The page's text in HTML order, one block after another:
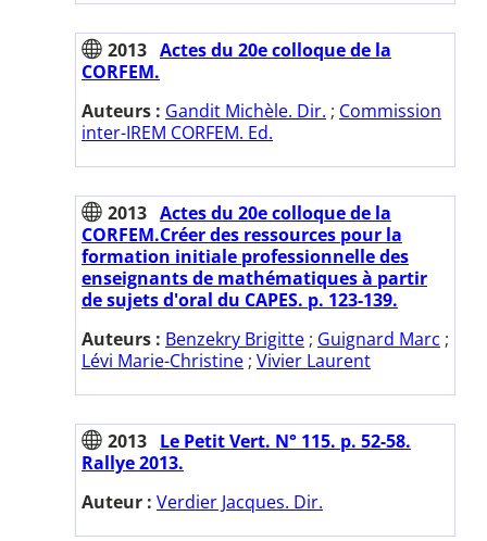
2013 Actes du 20e colloque de la
CORFEM.
Auteurs : Gandit Michèle. Dir. ; Commission
inter-IREM CORFEM. Ed.
2013 Actes du 20e colloque de la
CORFEM.Créer des ressources pour la
formation initiale professionnelle des
enseignants de mathématiques à partir
de sujets d'oral du CAPES. p. 123-139.
Auteurs : Benzekry Brigitte ; Guignard Marc ;
Lévi Marie-Christine ; Vivier Laurent
2013 Le Petit Vert. N° 115. p. 52-58.
Rallye 2013.
Auteur : Verdier Jacques. Dir.